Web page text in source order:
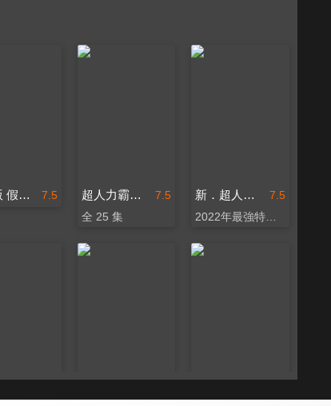
7.5
劇場版 假面騎士REVICE Battle Familia(中文版) 7.5
超人力霸王德卡(中文版)
全 25 集
7.5
新．超人力霸王
2022年最強特攝鉅作